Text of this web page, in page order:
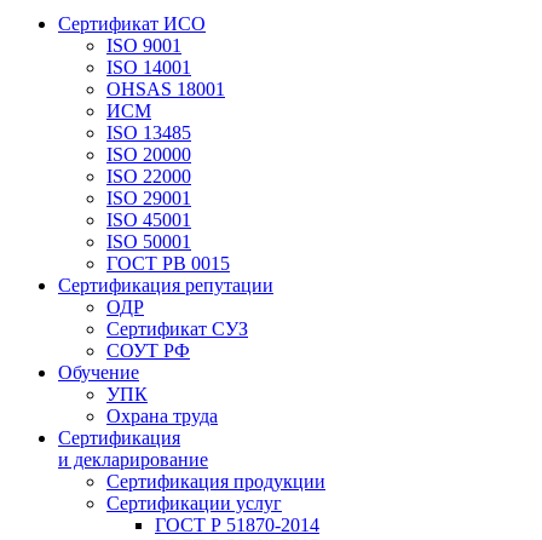
Сертификат ИСО
ISO 9001
ISO 14001
OHSAS 18001
ИСМ
ISO 13485
ISO 20000
ISO 22000
ISO 29001
ISO 45001
ISO 50001
ГОСТ РВ 0015
Сертификация репутации
ОДР
Сертификат СУЗ
СОУТ РФ
Обучение
УПК
Охрана труда
Сертификация
и декларирование
Сертификация продукции
Сертификации услуг
ГОСТ Р 51870-2014